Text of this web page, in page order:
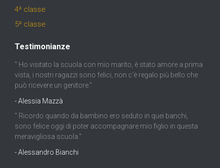
4ª classe
5ª classe
Testimonianze
" Ho visitato la scuola con mio marito, è stato amore a prima
vista, i nostri ragazzi sono felici, non c'è regalo più bello che
può ricevere un genitore."
- Alessia Mazzà
" Ricordo quando da bambino ero seduto in quei banchi,
sono felice oggi di poter accompagnare mio figlio in questa
meravigliosa scuola."
- Alessandro Bianchi